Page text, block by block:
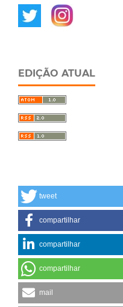
EDIÇÃO ATUAL
tweet
compartilhar
compartilhar
compartilhar
mail